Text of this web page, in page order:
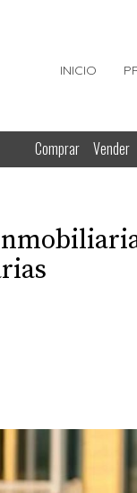
INICIO
Comprar Vender